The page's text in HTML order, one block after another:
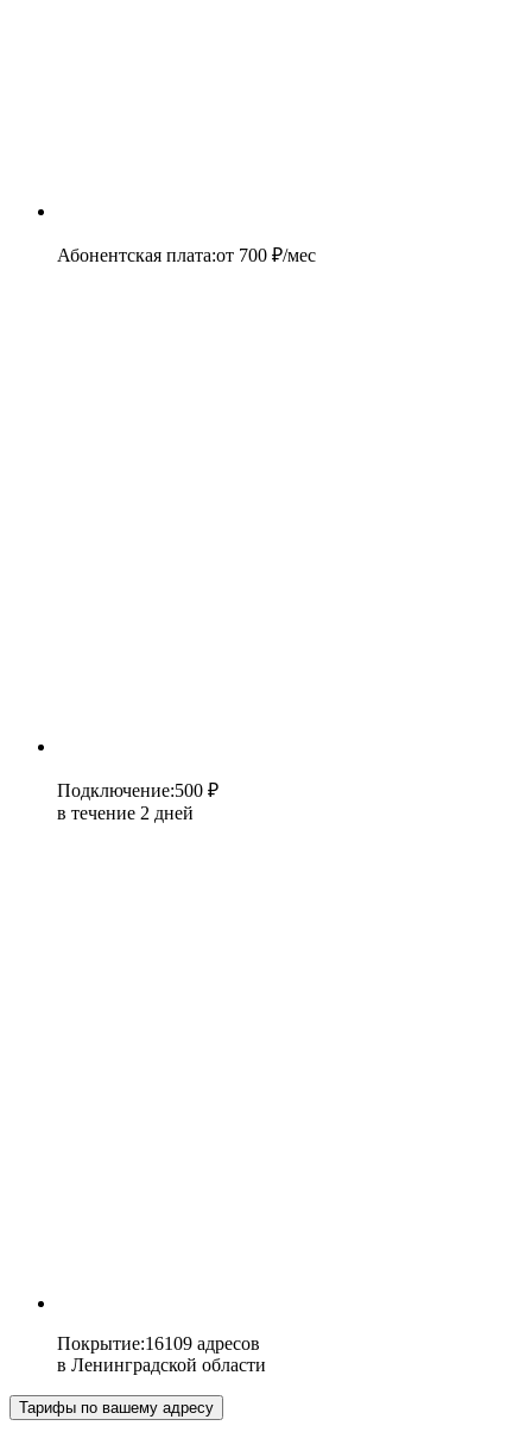
Абонентская плата:от 700 ₽/мес
Подключение:500 ₽
в течение 2 дней
Покрытие:16109 адресов
в Ленинградской области
Тарифы по вашему адресу